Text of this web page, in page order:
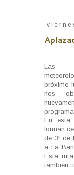
Las
próximo
nos
En esta
forman
de 3º de
a La
Esta
también